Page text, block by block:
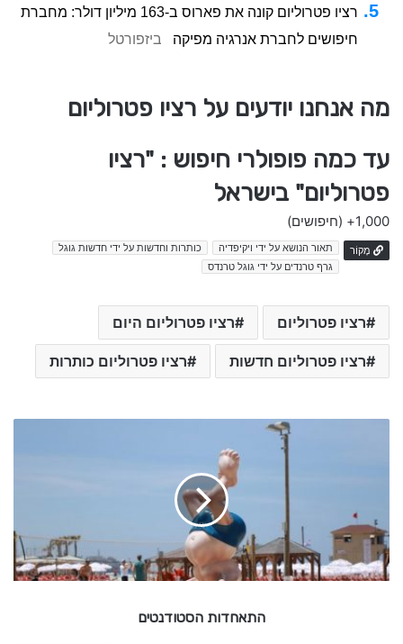
רציו פטרוליום קונה את פארוס ב-163 מיליון דולר: מחברת
חיפושים לחברת אנרגיה מפיקה
ביזפורטל
מה אנחנו יודעים על רציו פטרוליום
עד כמה פופולרי חיפוש : "רציו
פטרוליום" בישראל
1,000+ (חיפושים)
מָקוֹר תאור הנושא על ידי ויקיפדיה
כותרות וחדשות על ידי חדשות גוגל
גרף טרנדים על ידי גוגל טרנדס
רציו פטרוליום רציו פטרוליום היום
רציו פטרוליום חדשות רציו פטרוליום כותרות
ת
ה
ס
התאחדות הסטודנטים